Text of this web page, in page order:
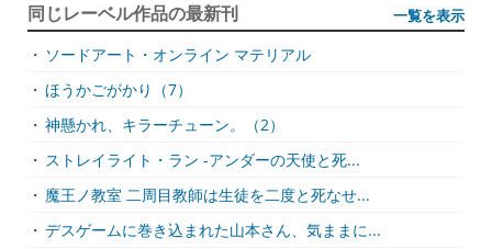
同じレーベル作品の最新刊 一覧を表示
・ ソードアート・オンライン マテリアル
・ ほうかごがかり（7）
・ 神懸かれ、キラーチューン。（2）
・ ストレイライト・ラン -アンダーの天使と死...
・ 魔王ノ教室 二周目教師は生徒を二度と死なせ...
・ デスゲームに巻き込まれた山本さん、気ままに...